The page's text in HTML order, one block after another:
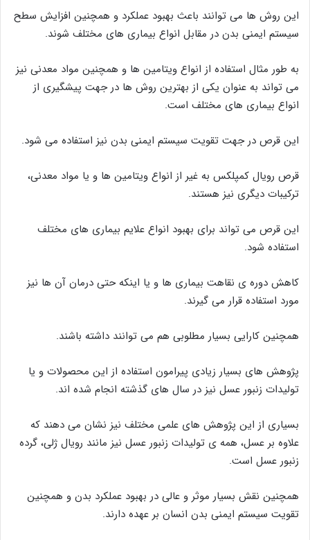
این روش ها می توانند باعث بهبود عملکرد و همچنین افزایش سطح
سیستم ایمنی بدن در مقابل انواع بیماری های مختلف شوند.
به طور مثال استفاده از انواع ویتامین ها و همچنین مواد معدنی نیز
می تواند به عنوان یکی از بهترین روش ها در جهت پیشگیری از
انواع بیماری های مختلف است.
این قرص در جهت تقویت سیستم ایمنی بدن نیز استفاده می شود.
قرص رویال کمپلکس به غیر از انواع ویتامین ها و یا مواد معدنی،
ترکیبات دیگری نیز هستند.
این قرص می تواند برای بهبود انواع علایم بیماری های مختلف
استفاده شود.
کاهش دوره ی نقاهت بیماری ها و یا اینکه حتی درمان آن ها نیز
مورد استفاده قرار می گیرند.
همچنین کارایی بسیار مطلوبی هم می توانند داشته باشند.
پژوهش های بسیار زیادی پیرامون استفاده از این محصولات و یا
تولیدات زنبور عسل نیز در سال های گذشته انجام شده اند.
بسیاری از این پژوهش های علمی مختلف نیز نشان می دهند که
علاوه بر عسل، همه ی تولیدات زنبور عسل نیز مانند رویال ژلی، گرده
زنبور عسل است.
همچنین نقش بسیار موثر و عالی در بهبود عملکرد بدن و همچنین
تقویت سیستم ایمنی بدن انسان بر عهده دارند.